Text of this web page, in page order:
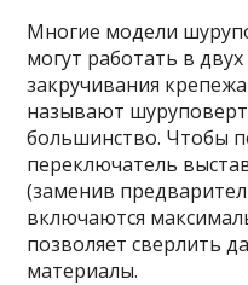
Многие модели
могут работать в
закручивания
называют
большинство. Чтобы
переключатель
(заменив
включаются
позволяет сверлить
материалы.